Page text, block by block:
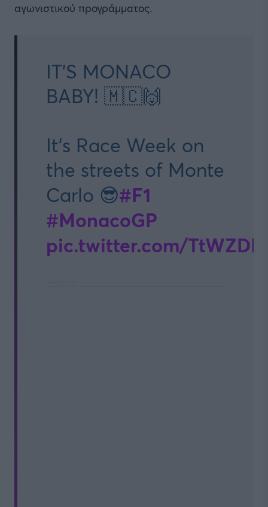
αγωνιστικού προγράμματος.
IT'S MONACO
BABY! 🇲🇨🙌
It's Race Week on
the streets of Monte
Carlo 😎#F1
#MonacoGP
pic.twitter.com/